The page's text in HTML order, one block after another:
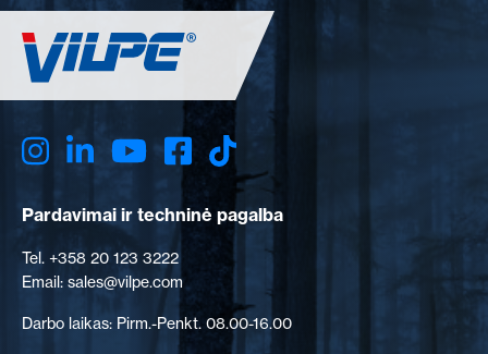
Pardavimai ir techninė pagalba
Tel. +358 20 123 3222
Email: sales@vilpe.com
Darbo laikas: Pirm.-Penkt. 08.00-16.00